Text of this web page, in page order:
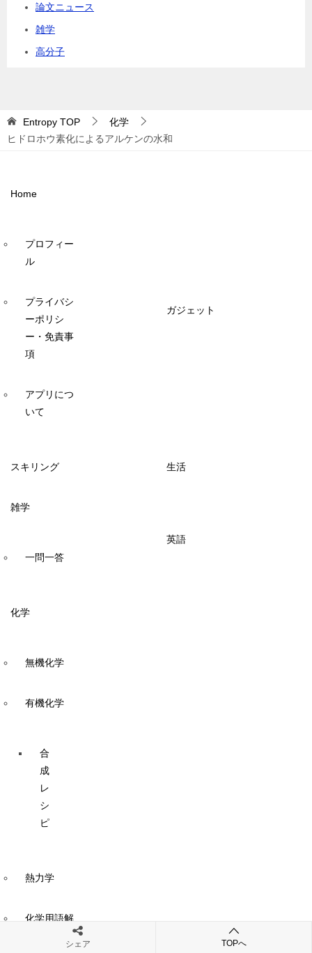
論文ニュース
雑学
高分子
Entropy TOP
化学
ヒドロホウ素化によるアルケンの水和
Home
プロフィー
ル
プライバシ
ーポリシ
ー・免責事
項
アプリにつ
いて
ガジェット
スキリング 生活
雑学
一問一答
英語
化学
無機化学
有機化学
合
成
レ
シ
ピ
熱力学
化学用語解
シェア TOPへ